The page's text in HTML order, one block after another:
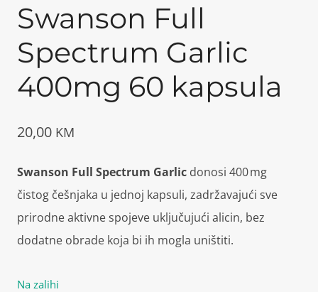
Swanson Full
Spectrum Garlic
400mg 60 kapsula
20,00 KM
Swanson Full Spectrum Garlic donosi 400 mg
čistog češnjaka u jednoj kapsuli, zadržavajući sve
prirodne aktivne spojeve uključujući alicin, bez
dodatne obrade koja bi ih mogla uništiti.
Na zalihi